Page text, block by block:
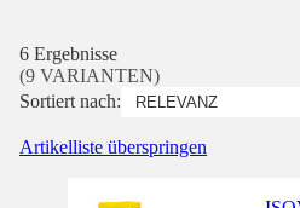
6 Ergebnisse
(9 VARIANTEN)
Sortiert nach:
Artikelliste überspringen